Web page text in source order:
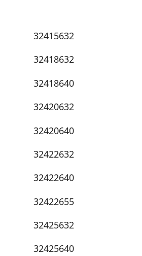
32415632
32418632
32418640
32420632
32420640
32422632
32422640
32422655
32425632
32425640